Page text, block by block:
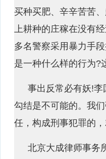
买种买肥、辛辛苦苦
上耕种的庄稼在没有
多名警察采用暴力手
是一种什么样的行为?
事出反常必有妖!
勾结是不可能的。我
任，构成刑事犯罪的
北京大成律师事务